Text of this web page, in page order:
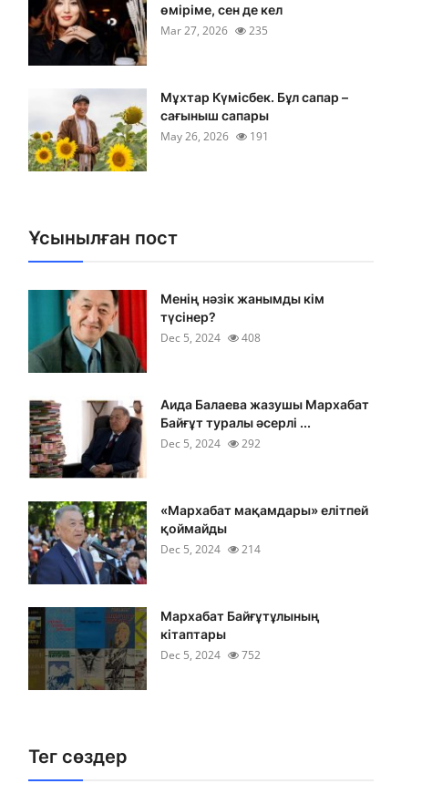
өміріме, сен де кел
Mar 27, 2026
235
Мұхтар Күмісбек. Бұл сапар –
сағыныш сапары
May 26, 2026
191
Ұсынылған пост
Менің нәзік жанымды кім
түсінер?
Dec 5, 2024
408
Аида Балаева жазушы Мархабат
Байғұт туралы әсерлі ...
Dec 5, 2024
292
«Мархабат мақамдары» елітпей
қоймайды
Dec 5, 2024
214
Мархабат Байғұтұлының
кітаптары
Dec 5, 2024
752
Тег сөздер